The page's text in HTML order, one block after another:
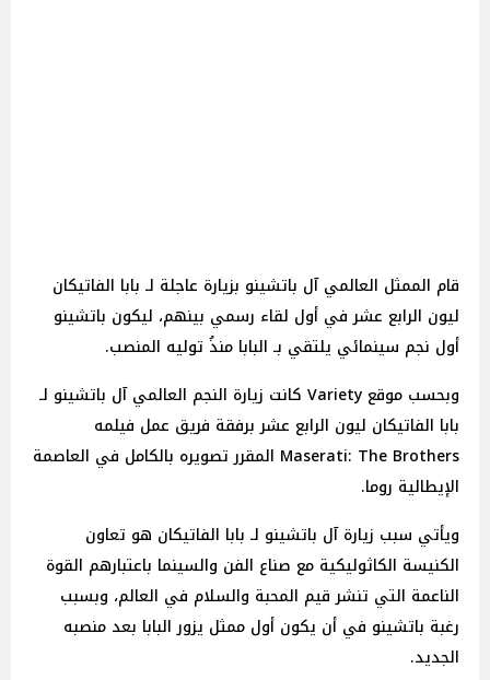
قام الممثل العالمي آل باتشينو بزيارة عاجلة لـ بابا الفاتيكان
ليون الرابع عشر في أول لقاء رسمي بينهم، ليكون باتشينو
أول نجم سينمائي يلتقي بـ البابا منذُ توليه المنصب.
وبحسب موقع Variety كانت زيارة النجم العالمي آل باتشينو لـ
بابا الفاتيكان ليون الرابع عشر برفقة فريق عمل فيلمه
Maserati: The Brothers المقرر تصويره بالكامل في العاصمة
الإيطالية روما.
ويأتي سبب زيارة آل باتشينو لـ بابا الفاتيكان هو تعاون
الكنيسة الكاثوليكية مع صناع الفن والسينما باعتبارهم القوة
الناعمة التي تنشر قيم المحبة والسلام في العالم، وبسبب
رغبة باتشينو في أن يكون أول ممثل يزور البابا بعد منصبه
الجديد.